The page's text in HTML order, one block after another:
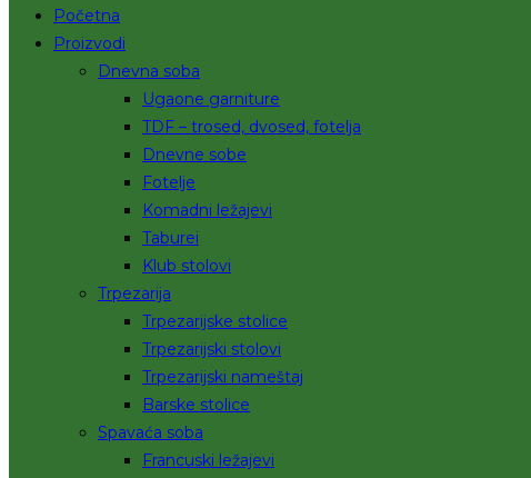
Početna
Proizvodi
Dnevna soba
Ugaone garniture
TDF – trosed, dvosed, fotelja
Dnevne sobe
Fotelje
Komadni ležajevi
Taburei
Klub stolovi
Trpezarija
Trpezarijske stolice
Trpezarijski stolovi
Trpezarijski nameštaj
Barske stolice
Spavaća soba
Francuski ležajevi